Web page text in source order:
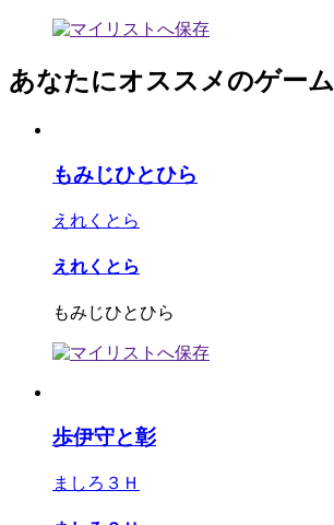
あなたにオススメのゲーム
もみじひとひら
えれくとら
えれくとら
もみじひとひら
歩伊守と彰
ましろ３Ｈ